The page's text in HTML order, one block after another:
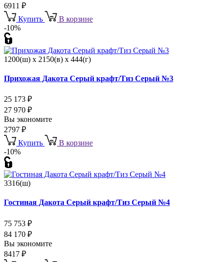
6911 ₽
Купить
В корзине
-10%
1200(ш) x 2150(в) x 444(г)
Прихожая Дакота Серый крафт/Тиз Серый №3
25 173 ₽
27 970 ₽
Вы экономите
2797 ₽
Купить
В корзине
-10%
3316(ш)
Гостиная Дакота Серый крафт/Тиз Серый №4
75 753 ₽
84 170 ₽
Вы экономите
8417 ₽